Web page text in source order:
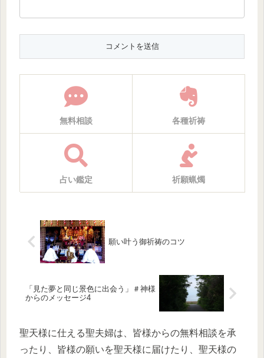
無料相談 各種祈祷
占い鑑定 祈願蝋燭
願い叶う御祈祷のコツ
「見た夢と同じ景色に出会う」＃神様
からのメッセージ4
聖天様に仕える聖夫婦は、皆様からの無料相談を承
ったり、皆様の願いを聖天様に届けたり、聖天様の